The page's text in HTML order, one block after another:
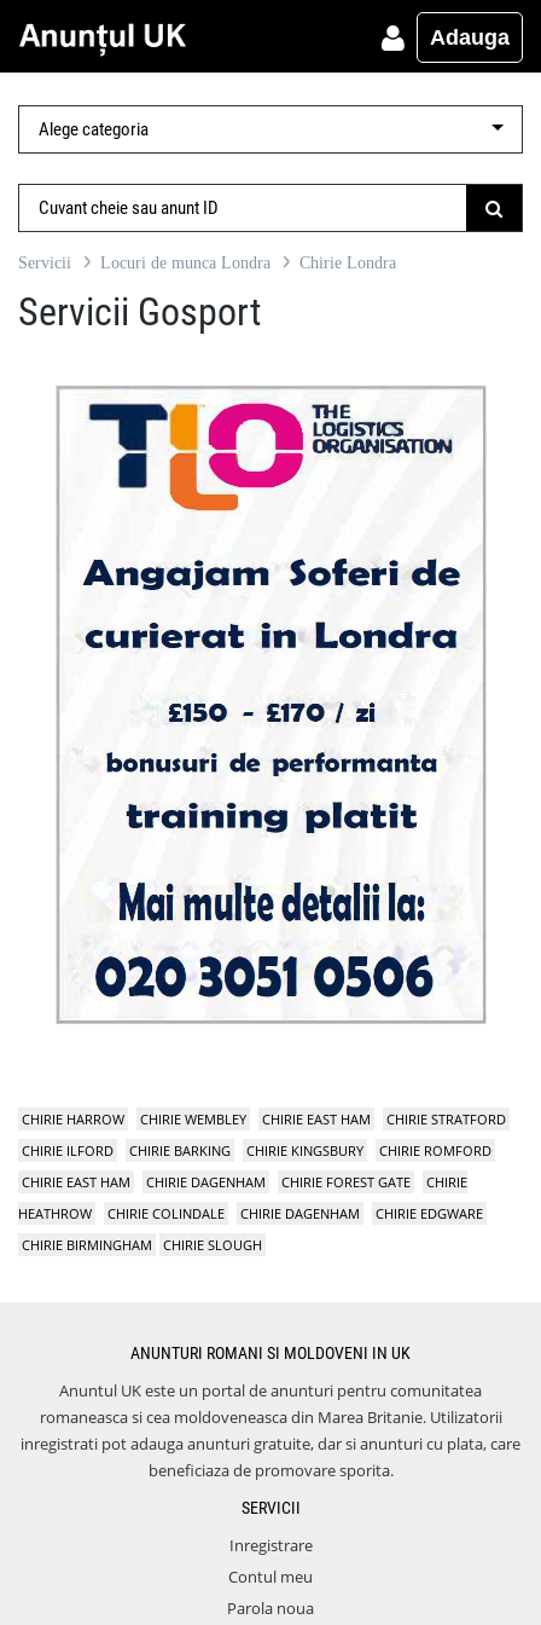
Adauga
Servicii Locuri de munca Londra Chirie Londra
Servicii Gosport
CHIRIE HARROW CHIRIE WEMBLEY CHIRIE EAST HAM
CHIRIE STRATFORD
CHIRIE ILFORD
CHIRIE BARKING CHIRIE KINGSBURY
CHIRIE ROMFORD
CHIRIE EAST HAM
CHIRIE DAGENHAM CHIRIE FOREST GATE
CHIRIE
HEATHROW
CHIRIE COLINDALE CHIRIE DAGENHAM
CHIRIE EDGWARE
CHIRIE BIRMINGHAM
CHIRIE SLOUGH
ANUNTURI ROMANI SI MOLDOVENI IN UK
Anuntul UK este un portal de anunturi pentru comunitatea
romaneasca si cea moldoveneasca din Marea Britanie. Utilizatorii
inregistrati pot adauga anunturi gratuite, dar si anunturi cu plata, care
beneficiaza de promovare sporita.
SERVICII
Inregistrare
Contul meu
Parola noua